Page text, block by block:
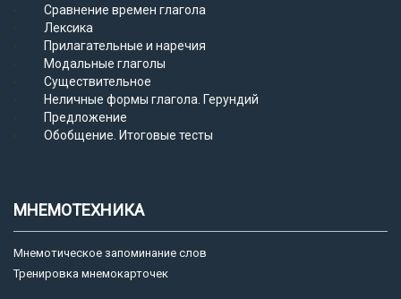
Сравнение времен глагола
Лексика
Прилагательные и наречия
Модальные глаголы
Существительное
Неличные формы глагола. Герундий
Предложение
Обобщение. Итоговые тесты
МНЕМОТЕХНИКА
Мнемотическое запоминание слов
Тренировка мнемокарточек